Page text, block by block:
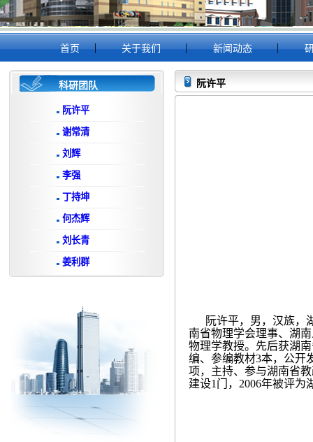
首页 | 关于我们 | 新闻动态 |
科研团队
阮许平
谢常清
刘辉
李强
丁持坤
何杰辉
刘长青
姜利群
阮许平
阮许平，男，汉族，
南省物理学会理事、湖
物理学教授。先后获湖
编、参编教材3本，公开
项，主持、参与湖南省
建设1 门， 2006年被评为